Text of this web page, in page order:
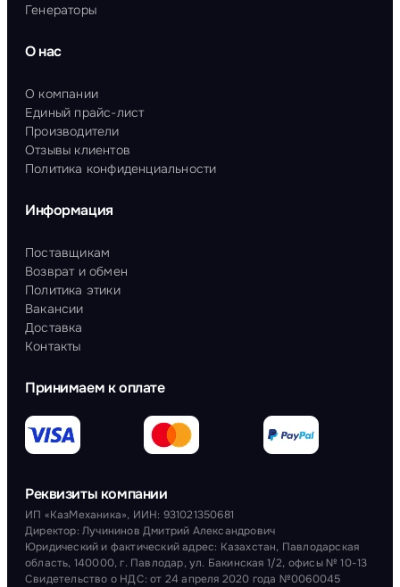
Генераторы
О нас
О компании
Единый прайс-лист
Производители
Отзывы клиентов
Политика конфиденциальности
Информация
Поставщикам
Возврат и обмен
Политика этики
Вакансии
Доставка
Контакты
Принимаем к оплате
Реквизиты компании
ИП «КазМеханика», ИИН: 931021350681
Директор: Лучининов Дмитрий Александрович
Юридический и фактический адрес: Казахстан, Павлодарская
область, 140000, г. Павлодар, ул. Бакинская 1/2, офисы № 10-13
Свидетельство о НДС: от 24 апреля 2020 года №0060045